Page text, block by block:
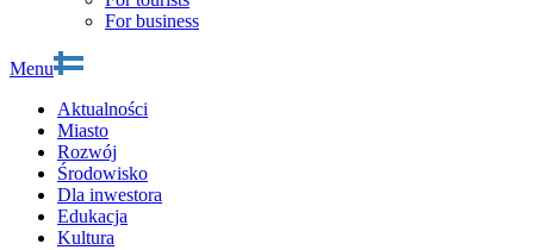
For business
Menu
Aktualności
Miasto
Rozwój
Środowisko
Dla inwestora
Edukacja
Kultura